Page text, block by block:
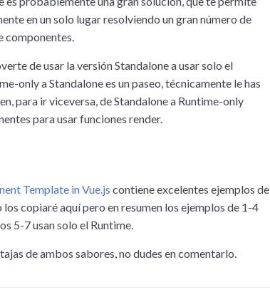
en un solo lugar resolviendo un gran número de
componentes.
de usar la versión Standalone a usar solo el
only a Standalone es un paseo, técnicamente le has
para ir viceversa, de Standalone a Runtime-only
para usar funciones render.
Template in Vue.js contiene excelentes ejemplos de
copiaré aquí pero en resumen los ejemplos de 1-4
5-7 usan solo el Runtime.
de ambos sabores, no dudes en comentarlo.